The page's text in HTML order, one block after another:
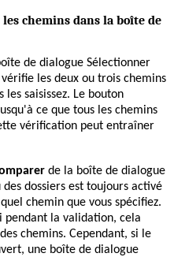
chemins dans la boîte de
de dialogue Sélectionner
les deux ou trois chemins
saisissez. Le bouton
ce que tous les chemins
vérification peut entraîner
de la boîte de dialogue
dossiers est toujours activé
chemin que vous spécifiez.
pendant la validation, cela
chemins. Cependant, si le
une boîte de dialogue